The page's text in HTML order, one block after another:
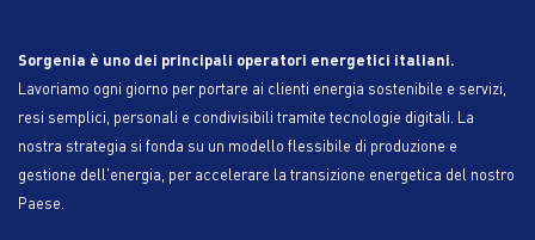
Sorgenia è uno dei principali operatori energetici italiani.
Lavoriamo ogni giorno per portare ai clienti energia sostenibile e servizi,
resi semplici, personali e condivisibili tramite tecnologie digitali. La
nostra strategia si fonda su un modello flessibile di produzione e
gestione dell'energia, per accelerare la transizione energetica del nostro
Paese.